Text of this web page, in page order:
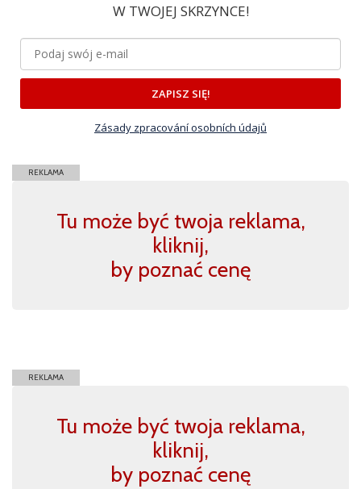
W TWOJEJ SKRZYNCE!
ZAPISZ SIĘ!
Zásady zpracování osobních údajů
REKLAMA
Tu może być twoja reklama,
kliknij,
by poznać cenę
REKLAMA
Tu może być twoja reklama,
kliknij,
by poznać cenę